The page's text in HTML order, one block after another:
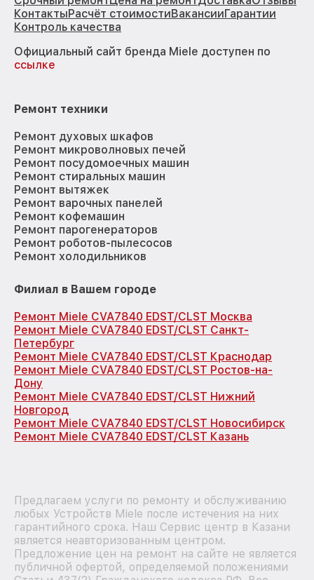
КонтактыРасчёт стоимостиВакансииГарантии
Контроль качества
Официальный сайт бренда Miele доступен по
ссылке
Ремонт техники
Ремонт духовых шкафов
Ремонт микроволновых печей
Ремонт посудомоечных машин
Ремонт стиральных машин
Ремонт вытяжек
Ремонт варочных панелей
Ремонт кофемашин
Ремонт парогенераторов
Ремонт роботов-пылесосов
Ремонт холодильников
Филиал в Вашем городе
Ремонт Miele CVA7840 EDST/CLST Москва
Ремонт Miele CVA7840 EDST/CLST Санкт-
Петербург
Ремонт Miele CVA7840 EDST/CLST Краснодар
Ремонт Miele CVA7840 EDST/CLST Ростов-на-
Дону
Ремонт Miele CVA7840 EDST/CLST Нижний
Новгород
Ремонт Miele CVA7840 EDST/CLST Новосибирск
Ремонт Miele CVA7840 EDST/CLST Казань
Предлагаем услуги по ремонту и обслуживанию
любых Устройств Miele после истечения на них
гарантийного срока. Наш Сервис центр в Казани
является неавторизованным центром.
Предложение цен на ремонт на сайте не является
публичной офертой, определяемой положениями